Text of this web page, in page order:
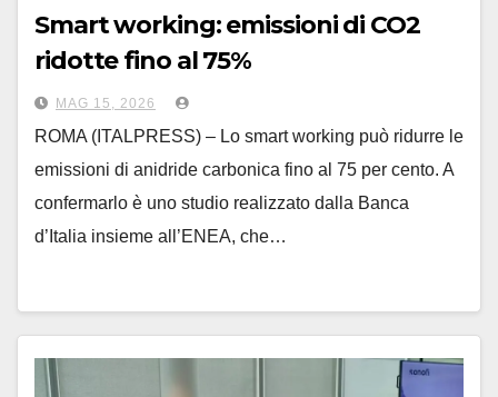
Smart working: emissioni di CO2
ridotte fino al 75%
MAG 15, 2026
ROMA (ITALPRESS) – Lo smart working può ridurre le
emissioni di anidride carbonica fino al 75 per cento. A
confermarlo è uno studio realizzato dalla Banca
d’Italia insieme all’ENEA, che…